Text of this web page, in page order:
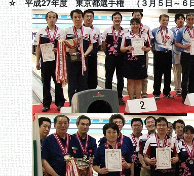
☆ 平成27年度 東京都選手権 （３月５日～６